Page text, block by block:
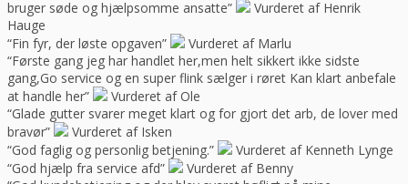
bruger søde og hjælpsomme ansatte”
Vurderet af Henrik
Hauge
“Fin fyr, der løste opgaven”
Vurderet af Marlu
“Første gang jeg har handlet her,men helt sikkert ikke sidste
gang,Go service og en super flink sælger i røret Kan klart anbefale
at handle her”
Vurderet af Ole
“Glade gutter svarer meget klart og for gjort det arb, de lover med
bravør”
Vurderet af Isken
“God faglig og personlig betjening.”
Vurderet af Kenneth Lynge
“God hjælp fra service afd”
Vurderet af Benny